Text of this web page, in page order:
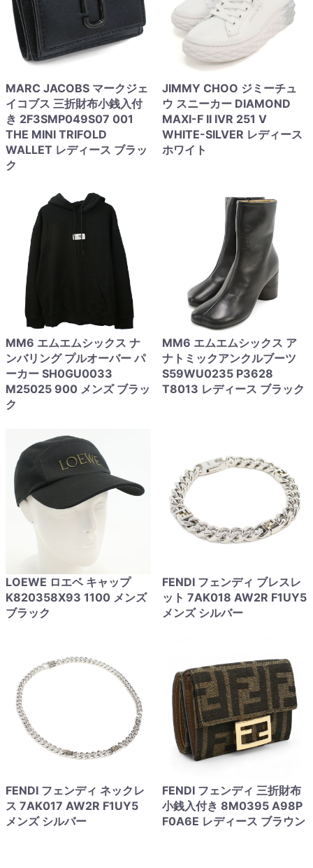
MARC JACOBS マークジェ
イコブス 三折財布小銭入付
き 2F3SMP049S07 001
THE MINI TRIFOLD
WALLET レディース ブラッ
ク
JIMMY CHOO ジミーチュ
ウ スニーカー DIAMOND
MAXI-F II IVR 251 V
WHITE-SILVER レディース
ホワイト
MM6 エムエムシックス ナ
ンバリング プルオーバー パ
ーカー SH0GU0033
M25025 900 メンズ ブラッ
ク
MM6 エムエムシックス ア
ナトミックアンクルブーツ
S59WU0235 P3628
T8013 レディース ブラック
LOEWE ロエベ キャップ
K820358X93 1100 メンズ
ブラック
FENDI フェンディ ブレスレ
ット 7AK018 AW2R F1UY5
メンズ シルバー
FENDI フェンディ ネックレ
ス 7AK017 AW2R F1UY5
メンズ シルバー
FENDI フェンディ 三折財布
小銭入付き 8M0395 A98P
F0A6E レディース ブラウン